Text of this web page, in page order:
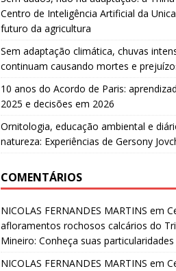
Centro de Inteligência Artificial da
futuro da agricultura
Sem adaptação climática, chuvas
continuam causando mortes e
10 anos do Acordo de Paris:
2025 e decisões em 2026
Ornitologia, educação ambiental e
natureza: Experiências de Gersony
COMENTÁRIOS
NICOLAS FERNANDES MARTINS em
afloramentos rochosos calcários do
Mineiro: Conheça suas particularidades
NICOLAS FERNANDES MARTINS em